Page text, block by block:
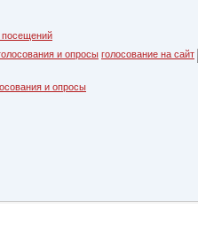
и опросы голосование на сайт
и опросы